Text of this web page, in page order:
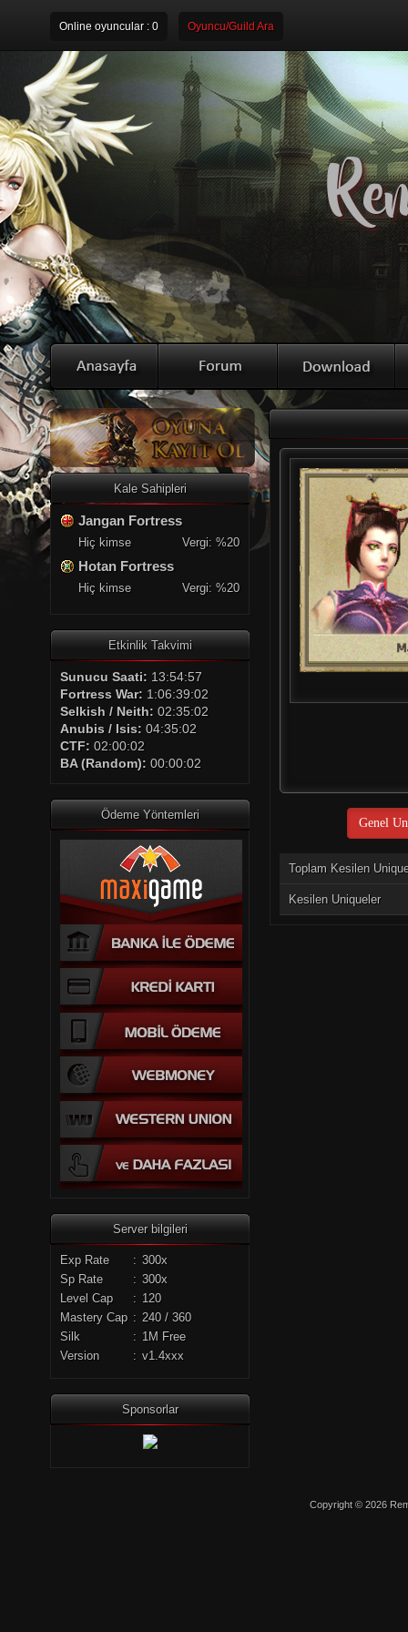
Online oyuncular : 0 Oyuncu/Guild Ara
Kale Sahipleri
Jangan Fortress
Hiç kimse Vergi: %20
Hotan Fortress
Hiç kimse Vergi: %20
Etkinlik Takvimi
Sunucu Saati: 13:54:57
Fortress War: 1:06:39:01
Selkish / Neith: 02:35:01
Anubis / Isis: 04:35:01
CTF: 02:00:01
BA (Random): 00:00:01
Ödeme Yöntemleri
Server bilgileri
Exp Rate : 300x
Sp Rate
: 300x
Level Cap
: 120
Mastery Cap : 240 / 360
Silk
: 1M Free
Version
: v1.4xxx
Sponsorlar
Genel
Toplam Kesilen
Kesilen Uniqueler
Copyright © 2026